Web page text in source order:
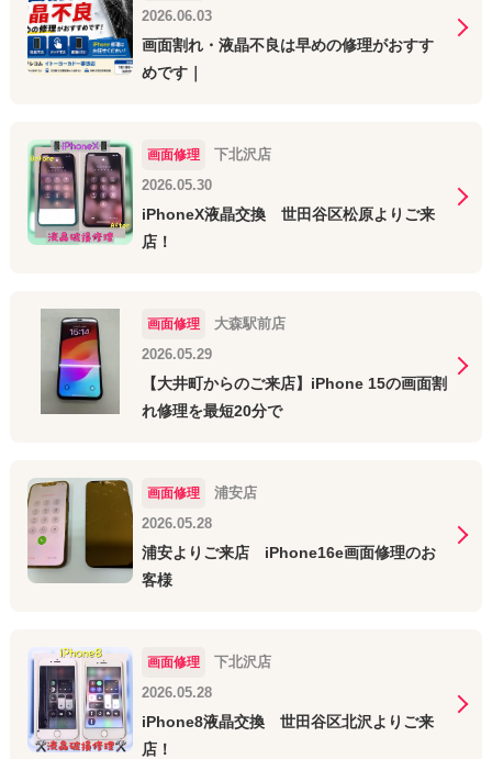
2026.06.03
画面割れ・液晶不良は早めの修理がおすす
めです｜
画面修理
下北沢店
2026.05.30
iPhoneX液晶交換 世田谷区松原よりご来
店！
画面修理
大森駅前店
2026.05.29
【大井町からのご来店】iPhone 15の画面割
れ修理を最短20分で
画面修理
浦安店
2026.05.28
浦安よりご来店 iPhone16e画面修理のお
客様
画面修理
下北沢店
2026.05.28
iPhone8液晶交換 世田谷区北沢よりご来
店！